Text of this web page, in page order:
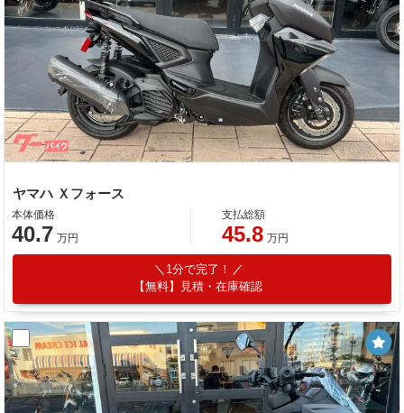
ヤマハ Ｘフォース
本体価格
40.7 万円
支払総額
45.8 万円
1分で完了！
【無料】見積・在庫確認